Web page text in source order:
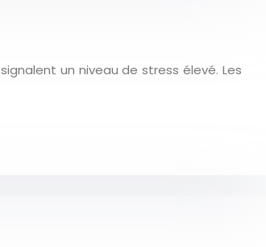
un niveau de stress élevé. Les